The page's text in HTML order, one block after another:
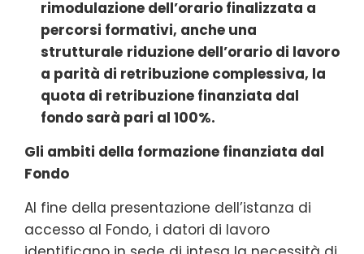
rimodulazione dell’orario finalizzata a
percorsi formativi, anche una
strutturale riduzione dell’orario di lavoro
a parità di retribuzione complessiva, la
quota di retribuzione finanziata dal
fondo sarà pari al 100%.
Gli ambiti della formazione finanziata dal
Fondo
Al fine della presentazione dell’istanza di
accesso al Fondo, i datori di lavoro